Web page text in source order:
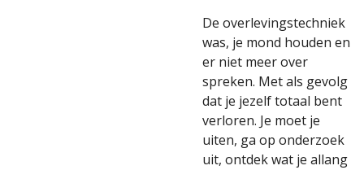
De overlevingstechniek
was, je mond houden en
er niet meer over
spreken. Met als gevolg
dat je jezelf totaal bent
verloren. Je moet je
uiten, ga op onderzoek
uit, ontdek wat je allang